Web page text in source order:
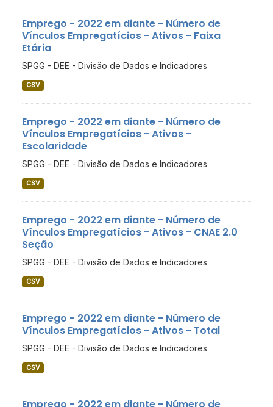
Emprego - 2022 em diante - Número de
Vínculos Empregatícios - Ativos - Faixa
Etária
SPGG - DEE - Divisão de Dados e Indicadores
CSV
Emprego - 2022 em diante - Número de
Vínculos Empregatícios - Ativos -
Escolaridade
SPGG - DEE - Divisão de Dados e Indicadores
CSV
Emprego - 2022 em diante - Número de
Vínculos Empregatícios - Ativos - CNAE 2.0
Seção
SPGG - DEE - Divisão de Dados e Indicadores
CSV
Emprego - 2022 em diante - Número de
Vínculos Empregatícios - Ativos - Total
SPGG - DEE - Divisão de Dados e Indicadores
CSV